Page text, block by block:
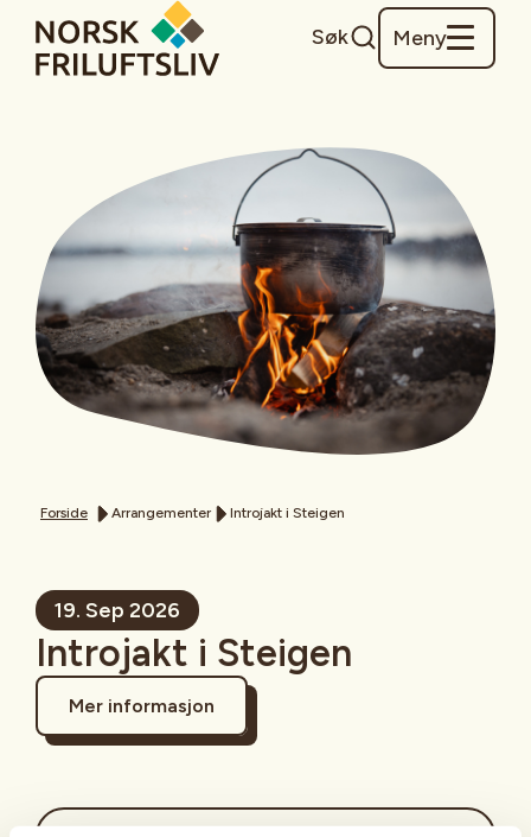
Søk Meny
Forside Arrangementer Introjakt i Steigen
19. Sep 2026
Introjakt i Steigen
Mer informasjon